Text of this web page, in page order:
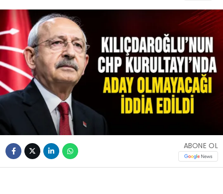
ABONE OL